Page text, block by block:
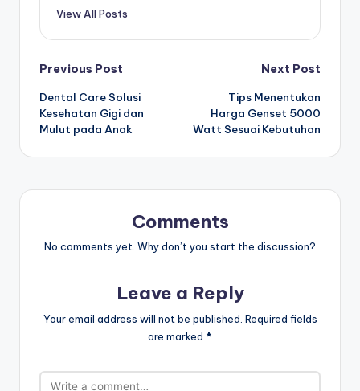
View All Posts
Post
navigation
Previous Post
Dental Care Solusi
Kesehatan Gigi dan
Mulut pada Anak
Next Post
Tips Menentukan
Harga Genset 5000
Watt Sesuai Kebutuhan
Comments
No comments yet. Why don’t you start the discussion?
Leave a Reply
Your email address will not be published. Required fields
are marked *